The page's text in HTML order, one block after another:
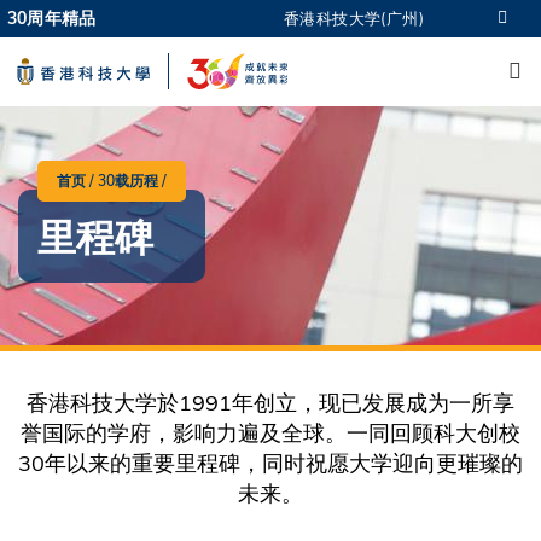
Skip
to
main
content
更多科大概览
科大新闻
生活@科大
校园地图及指南
CAREERS AT HKUST
教授简录
认识科大
30周年精品 香港科技大学(广州)
面
包
屑
首页 30载历程
里程碑
香港科技大学於1991年创立，现已发展成为一所享
誉国际的学府，影响力遍及全球。一同回顾科大创校
30年以来的重要里程碑，同时祝愿大学迎向更璀璨的
未来。